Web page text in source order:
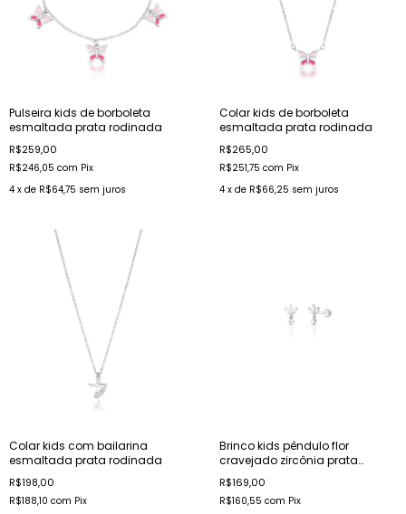
Pulseira kids de borboleta
esmaltada prata rodinada
R$259,00
R$246,05 com Pix
4 x de R$64,75 sem juros
Colar kids de borboleta
esmaltada prata rodinada
R$265,00
R$251,75 com Pix
4 x de R$66,25 sem juros
Colar kids com bailarina
esmaltada prata rodinada
R$198,00
R$188,10 com Pix
Brinco kids pêndulo flor
cravejado zircônia prata
rodinada
R$169,00
R$160,55 com Pix